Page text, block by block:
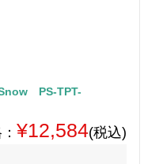
Snow PS-TPT-
¥12,584(税込)